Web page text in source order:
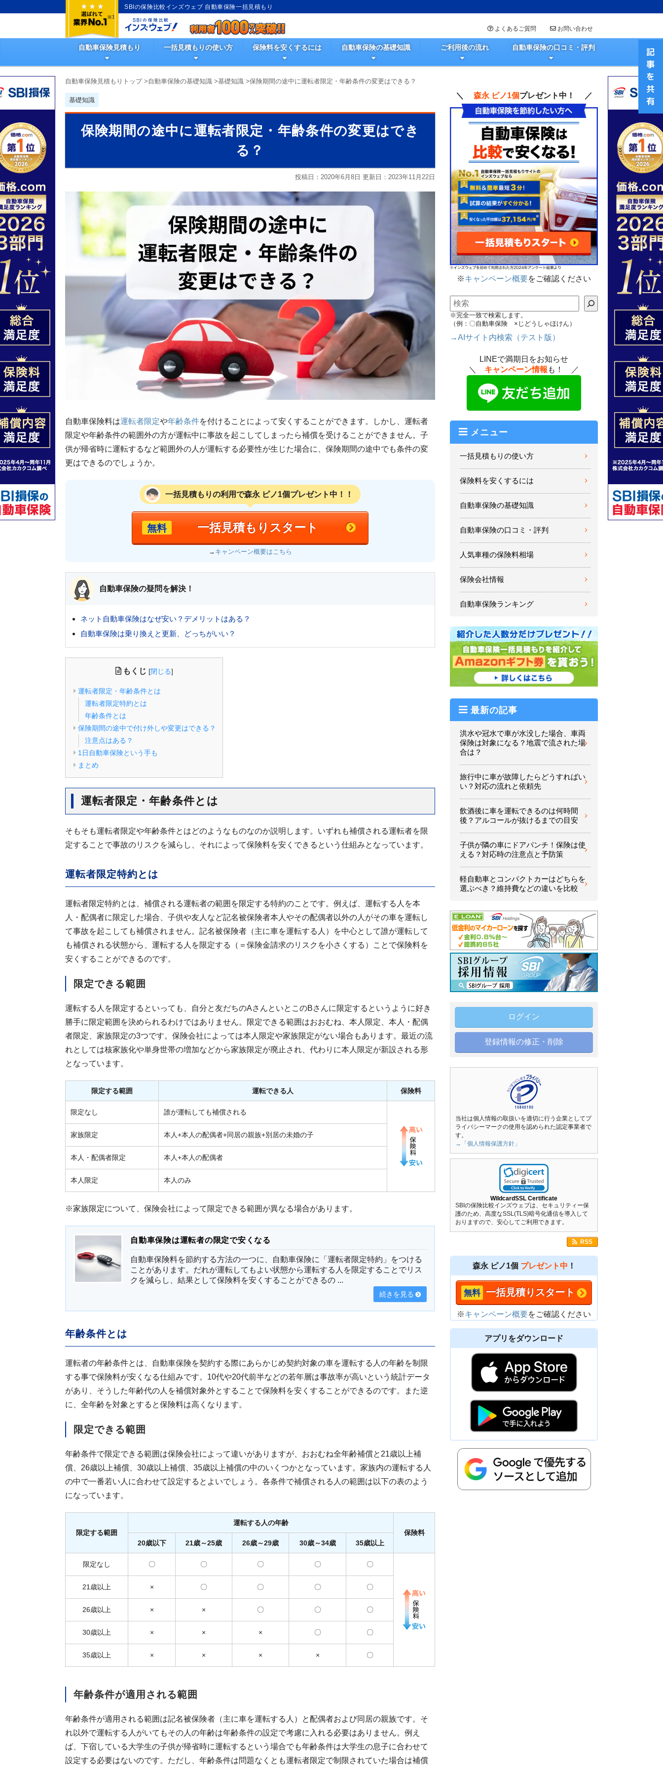
SBIの保険比較インズウェブ 自動車保険一括見積もり
よくあるご質問 お問い合わせ
自動車保険見積もり 一括見積もりの使い方 保険料を安くするには 自動車保険の基礎知識 ご利用後の流れ 自動車保険の口コミ・評判
自動車保険見積もりトップ>自動車保険の基礎知識 >基礎知識 >保険期間の途中に運転者限定・年齢条件の変更はできる？
基礎知識
保険期間の途中に運転者限定・年齢条件の変更はでき
る？
投稿日：2020年6月8日 更新日： 2023年11月22日
自動車保険料は運転者限定や年齢条件を付けることによって安くすることができます。しかし、運転者
限定や年齢条件の範囲外の方が運転中に事故を起こしてしまったら補償を受けることができません。子
供が帰省時に運転するなど範囲外の人が運転する必要性が生じた場合に、保険期間の途中でも条件の変
更はできるのでしょうか。
一括見積もりの利用で森永 ピノ1個プレゼント中！！
無料 一括見積もりスタート
→ キャンペーン概要はこちら
自動車保険の疑問を解決！
ネット自動車保険はなぜ安い？デメリットはある？
自動車保険は乗り換えと更新、どっちがいい？
もくじ [閉じる]
運転者限定・年齢条件とは
運転者限定特約とは
年齢条件とは
保険期間の途中で付け外しや変更はできる？
注意点はある？
1日自動車保険という手も
まとめ
運転者限定・年齢条件とは
そもそも運転者限定や年齢条件とはどのようなものなのか説明します。いずれも補償される運転者を限
定することで事故のリスクを減らし、それによって保険料を安くできるという仕組みとなっています。
運転者限定特約とは
運転者限定特約とは、補償される運転者の範囲を限定する特約のことです。例えば、運転する人を本
人・配偶者に限定した場合、子供や友人など記名被保険者本人やその配偶者以外の人がその車を運転し
て事故を起こしても補償されません。記名被保険者（主に車を運転する人）を中心として誰が運転して
も補償される状態から、運転する人を限定する（＝保険金請求のリスクを小さくする）ことで保険料を
安くすることができるのです。
限定できる範囲
運転する人を限定するといっても、自分と友だちのAさんといとこのBさんに限定するというように好き
勝手に限定範囲を決められるわけではありません。限定できる範囲はおおむね、本人限定、本人・配偶
者限定、家族限定の3つです。保険会社によっては本人限定や家族限定がない場合もあります。最近の流
れとしては核家族化や単身世帯の増加などから家族限定が廃止され、代わりに本人限定が新設される形
となっています。
限定する範囲 運転できる人 保険料
限定なし 誰が運転しても補償される
家族限定 本人+本人の配偶者+同居の親族+別居の未婚の子
本人・配偶者限定 本人+本人の配偶者
本人限定 本人のみ
※家族限定について、保険会社によって限定できる範囲が異なる場合があります。
自動車保険は運転者の限定で安くなる
自動車保険料を節約する方法の一つに、自動車保険に「運転者限定特約」をつける
ことがあります。だれが運転してもよい状態から運転する人を限定することでリス
クを減らし、結果として保険料を安くすることができるの ...
続きを見る
年齢条件とは
運転者の年齢条件とは、自動車保険を契約する際にあらかじめ契約対象の車を運転する人の年齢を制限
する事で保険料が安くなる仕組みです。10代や20代前半などの若年層は事故率が高いという統計データ
があり、そうした年齢代の人を補償対象外とすることで保険料を安くすることができるのです。また逆
に、全年齢を対象とすると保険料は高くなります。
限定できる範囲
年齢条件で限定できる範囲は保険会社によって違いがありますが、おおむね全年齢補償と21歳以上補
償、26歳以上補償、30歳以上補償、35歳以上補償の中のいくつかとなっています。家族内の運転する人
の中で一番若い人に合わせて設定するとよいでしょう。各条件で補償される人の範囲は以下の表のよう
になっています。
限定する範囲
運転する人の年齢
保険料
20歳以下
21歳～25歳 26歳～29歳 30歳～34歳 35歳以上
限定なし 〇 〇 〇 〇 〇
21歳以上 × 〇 〇 〇 〇
26歳以上 × × 〇 〇 〇
30歳以上 × × × 〇 〇
35歳以上 × × × × 〇
年齢条件が適用される範囲
年齢条件が適用される範囲は記名被保険者（主に車を運転する人）と配偶者および同居の親族です。そ
れ以外で運転する人がいてもその人の年齢は年齢条件の設定で考慮に入れる必要はありません。例え
ば、下宿している大学生の子供が帰省時に運転するという場合でも年齢条件は大学生の息子に合わせて
設定する必要はないのです。ただし、年齢条件は問題なくとも運転者限定で制限されていた場合は補償
＼ 森永 ピノ1個プレゼント中！ ／
※キャンペーン概要をご確認ください
検索
※完全一致で検索します。
（例：〇自動車保険 ×じどうしゃほけん）
→AIサイト内検索（テスト版）
LINEで満期日をお知らせ
＼ キャンペーン情報 も！ ／
メニュー
一括見積もりの使い方
保険料を安くするには
自動車保険の基礎知識
自動車保険の口コミ・評判
人気車種の保険料相場
保険会社情報
自動車保険ランキング
最新の記事
洪水や冠水で車が水没した場合、車両
保険は対象になる？地震で流された場
合は？
旅行中に車が故障したらどうすればい
い？対応の流れと依頼先
飲酒後に車を運転できるのは何時間
後？アルコールが抜けるまでの目安
子供が隣の車にドアパンチ！保険は使
える？対応時の注意点と予防策
軽自動車とコンパクトカーはどちらを
選ぶべき？維持費などの違いを比較
ログイン
登録情報の修正・削除
当社は個人情報の取扱いを適切に行う企業としてプ
ライバシーマークの使用を認められた認定事業者で
す。
→「個人情報保護方針」
WildcardSSL Certificate
SBIの保険比較インズウェブは、セキュリティー保
護のため、高度なSSL(TLS)暗号化通信を導入して
おりますので、安心してご利用できます。
RSS
森永 ピノ1個 プレゼント中 ！
一括見積りスタート
※キャンペーン概要をご確認ください
アプリをダウンロード